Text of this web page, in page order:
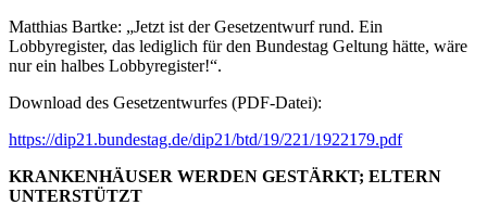
Matthias Bartke: „Jetzt ist der Gesetzentwurf rund. Ein
Lobbyregister, das lediglich für den Bundestag Geltung hätte, wäre
nur ein halbes Lobbyregister!“.
Download des Gesetzentwurfes (PDF-Datei):
https://dip21.bundestag.de/dip21/btd/19/221/1922179.pdf
KRANKENHÄUSER WERDEN GESTÄRKT; ELTERN
UNTERSTÜTZT